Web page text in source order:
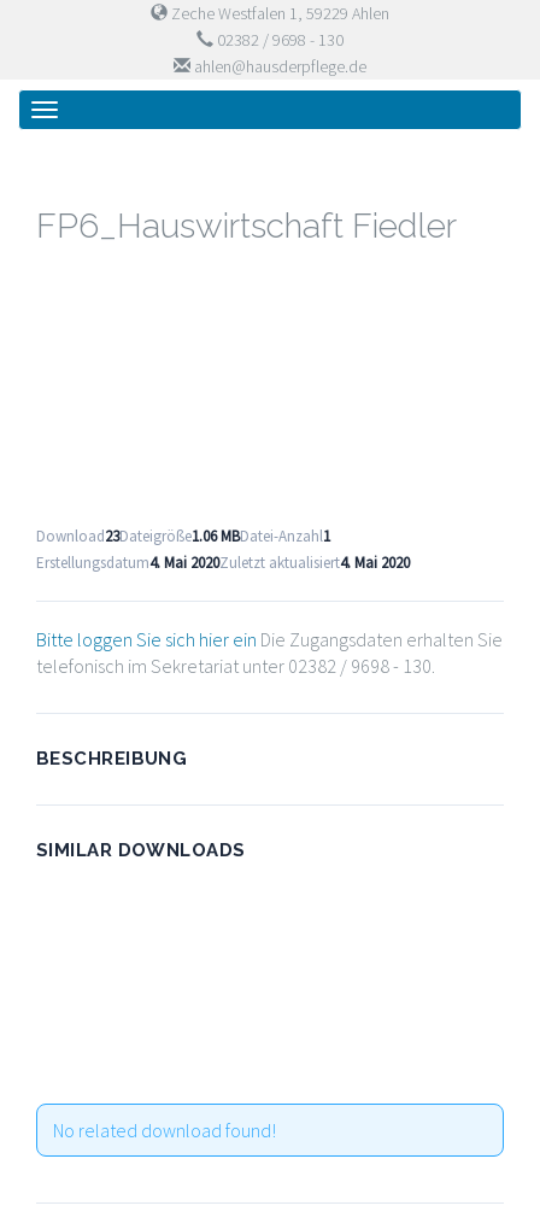
Zeche Westfalen 1, 59229 Ahlen
02382 / 9698 - 130
ahlen@hausderpflege.de
Primary
Menu
Skip
Haus der Pflege
FP6_Hauswirtschaft Fiedler
Download23Dateigröße1.06 MBDatei-Anzahl1
Erstellungsdatum4. Mai 2020Zuletzt aktualisiert4. Mai 2020
Bitte loggen Sie sich hier ein Die Zugangsdaten erhalten Sie
telefonisch im Sekretariat unter 02382 / 9698 - 130.
BESCHREIBUNG
SIMILAR DOWNLOADS
No related download found!